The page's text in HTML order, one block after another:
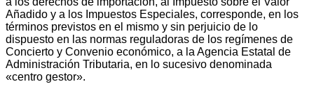
Añadido y a los Impuestos Especiales, corresponde, en los
términos previstos en el mismo y sin perjuicio de lo
dispuesto en las normas reguladoras de los regímenes de
Concierto y Convenio económico, a la Agencia Estatal de
Administración Tributaria, en lo sucesivo denominada
«centro gestor».